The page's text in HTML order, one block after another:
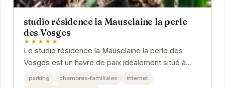
studio résidence la Mauselaine la perle
des Vosges
★★★★★
Le studio résidence la Mauselaine la perle des
Vosges est un havre de paix idéalement situé à
Gérardmer. Profitez d'un séjour relaxant dans un...
parking chambres-familiales
internet